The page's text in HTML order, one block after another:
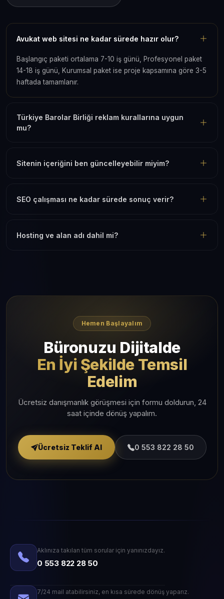
Avukat web sitesi ne kadar sürede hazır olur?
Başlangıç paketi ortalama 7-10 iş günü, Profesyonel paket
14-18 iş günü, Kurumsal paket ise proje kapsamına göre 3-5
haftada tamamlanır.
Türkiye Barolar Birliği reklam kurallarına uygun
mu?
Sitenin içeriğini ben güncelleyebilir miyim?
SEO çalışması ne kadar sürede sonuç verir?
Hosting ve alan adı dahil mi?
Hemen Başlayalım
Büronuzu Dijitalde
En İyi Şekilde Temsil
Edelim
Ücretsiz danışmanlık görüşmesi için formu doldurun, 24
saat içinde dönüş yapalım.
Ücretsiz Teklif Al 0 553 822 28 50
Aklınıza takılan tüm sorular için yanınızdayız.
0 553 822 28 50
7/24 mail atabilirsiniz, en kısa sürede dönüş yaparız.